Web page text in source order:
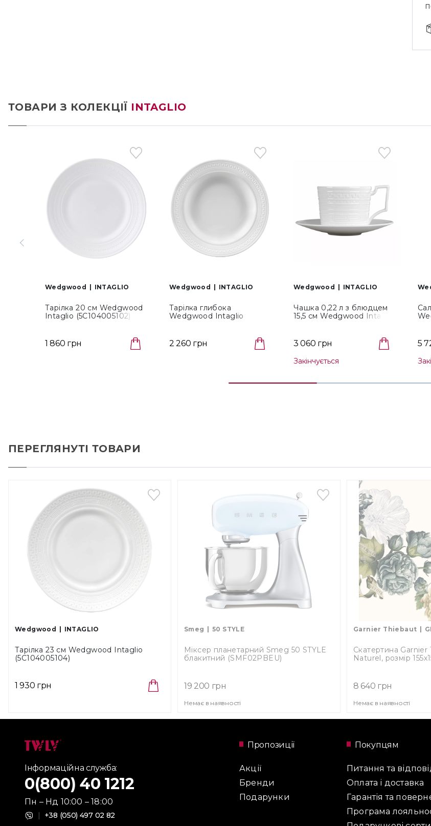
ТОВАРИ З КОЛЕКЦІЇ INTAGLIO
Wedgwood INTAGLIO
Тарілка 20 см Wedgwood
Intaglio (5C104005102)
1 860 грн
Wedgwood INTAGLIO
Тарілка глибока
Wedgwood Intaglio
2 260 грн
Wedgwood INTAGLIO
Чашка 0,22 л з блюдцем
15,5 см Wedgwood Intaglio
3 060 грн
Закінчується
5
ПЕРЕГЛЯНУТІ ТОВАРИ
Wedgwood INTAGLIO
Тарілка 23 см Wedgwood Intaglio
(5C104005104)
1 930 грн
Smeg 50 STYLE
Міксер планетарний Smeg 50 STYLE
блакитний (SMF02PBEU)
19 200 грн
Немає в наявності
Garnier Thiebaut
Скатертина
Naturel, розмір
8 640 грн
Немає в наявності
Інформаційна служба:
0(800) 40 1212
Пн – Нд 10:00 – 18:00
| +38 (050) 497 02 82
Пропозиції
Акції
Бренди
Подарунки
Покупцям
Питання та
Оплата і доставка
Гарантія та
Програма